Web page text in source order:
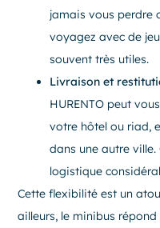
jamais vous perdre
voyagez avec de
souvent très utiles.
Livraison et
HURENTO peut
votre hôtel ou riad,
dans une autre
logistique
Cette flexibilité est un
ailleurs, le minibus